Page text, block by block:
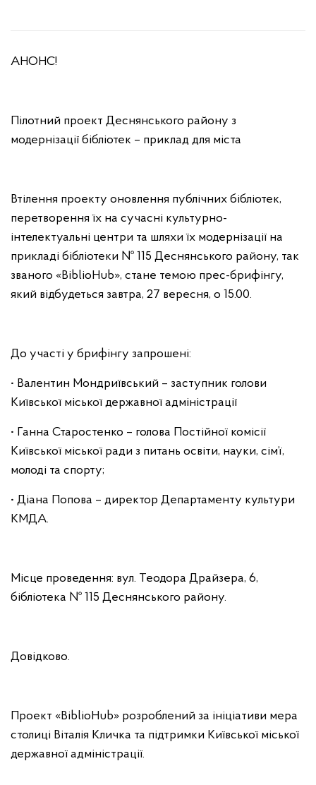
АНОНС!
Пілотний проект Деснянського району з
модернізації бібліотек – приклад для міста
Втілення проекту оновлення публічних бібліотек,
перетворення їх на сучасні культурно-
інтелектуальні центри та шляхи їх модернізації на
прикладі бібліотеки № 115 Деснянського району, так
званого «BiblioHub», стане темою прес-брифінгу,
який відбудеться завтра, 27 вересня, о 15.00.
До участі у брифінгу запрошені:
• Валентин Мондриївський – заступник голови
Київської міської державної адміністрації
• Ганна Старостенко – голова Постійної комісії
Київської міської ради з питань освіти, науки, сім’ї,
молоді та спорту;
• Діана Попова – директор Департаменту культури
КМДА.
Місце проведення: вул. Теодора Драйзера, 6,
бібліотека № 115 Деснянського району.
Довідково.
Проект «BiblioHub» розроблений за ініціативи мера
столиці Віталія Кличка та підтримки Київської міської
державної адміністрації.